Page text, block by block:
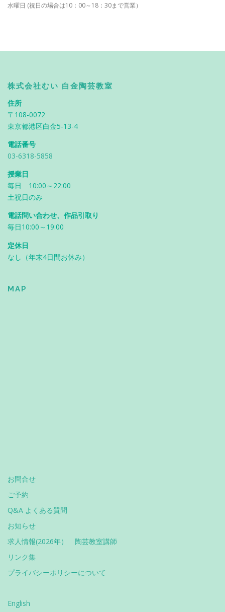
水曜日 (祝日の場合は10：00～18：30まで営業）
株式会社むい 白金陶芸教室
住所
〒108-0072
東京都港区白金5-13-4
電話番号
03-6318-5858
授業日
毎日 10:00～22:00
土祝日のみ
電話問い合わせ、作品引取り
毎日10:00～19:00
定休日
なし（年末4日間お休み）
MAP
お問合せ
ご予約
Q&A よくある質問
お知らせ
求人情報(2026年） 陶芸教室講師
リンク集
プライバシーポリシーについて
English